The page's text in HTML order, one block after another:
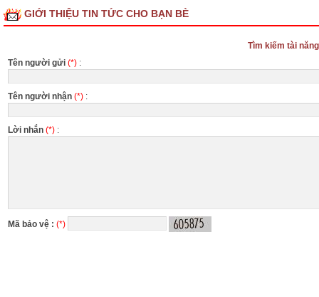
GIỚI THIỆU TIN TỨC CHO BẠN BÈ
Tìm kiếm tài
Tên người gửi (*) :
Tên người nhận (*) :
Lời nhắn (*) :
Mã bảo vệ : (*)